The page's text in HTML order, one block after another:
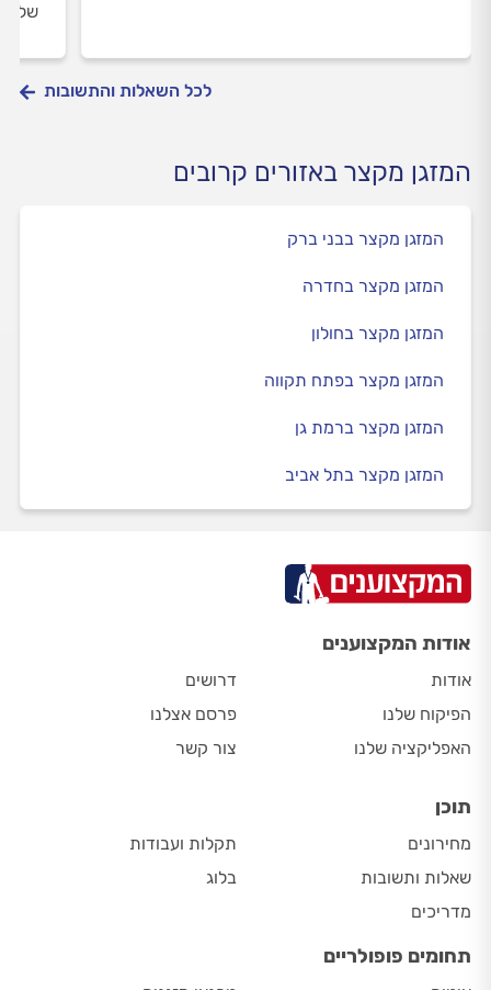
לכל השאלות והתשובות
המזגן מקצר באזורים קרובים
המזגן מקצר בבני ברק
המזגן מקצר בחדרה
המזגן מקצר בחולון
המזגן מקצר בפתח תקווה
המזגן מקצר ברמת גן
המזגן מקצר בתל אביב
אודות המקצוענים
אודות
הפיקוח שלנו
האפליקציה שלנו
דרושים
פרסם אצלנו
צור קשר
תוכן
מחירונים
שאלות ותשובות
מדריכים
תקלות ועבודות
בלוג
תחומים פופולריים